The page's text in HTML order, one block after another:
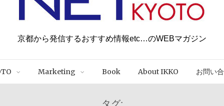
京都から発信するおすすめ情報etc…のWEBマガジン
Marketing Book About IKKO お問い
タグ: